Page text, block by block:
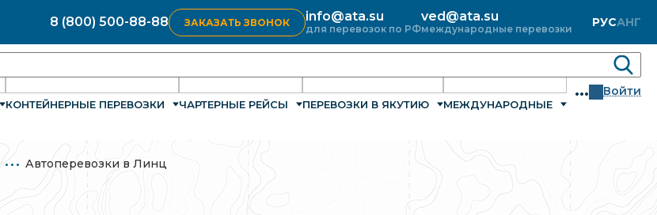
8 (800) 500-88-88 ЗАКАЗАТЬ ЗВОНОК info@ata.su
для перевозок по РФ
ved@ata.su
международные перевозки РУСАНГ
КОНТЕЙНЕРНЫЕ ПЕРЕВОЗКИ ЧАРТЕРНЫЕ РЕЙСЫ ПЕРЕВОЗКИ В ЯКУТИЮ МЕЖДУНАРОДНЫЕ
... Войти
Автоперевозки в Линц